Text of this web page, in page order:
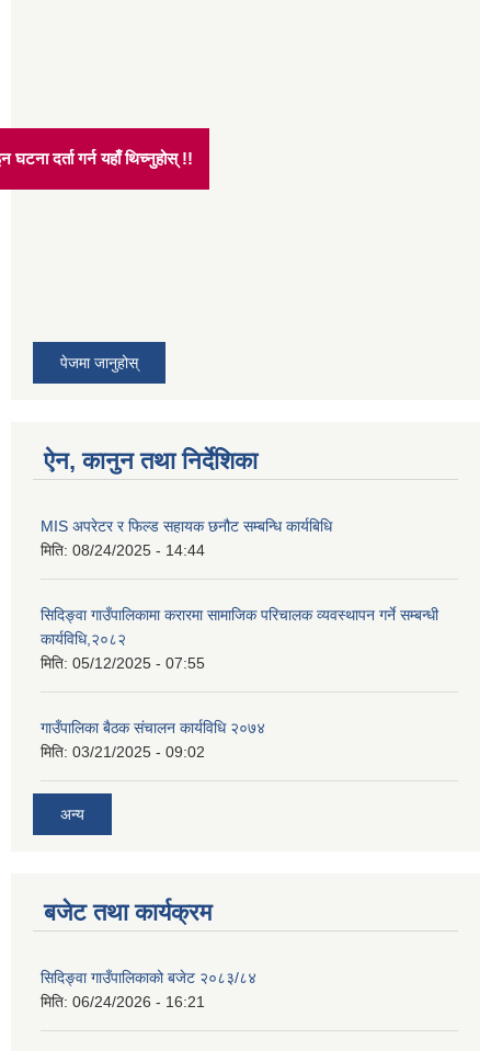
पेजमा जानुहोस्
ऐन, कानुन तथा निर्देशिका
MIS अपरेटर र फिल्ड सहायक छनौट सम्बन्धि कार्यबिधि
मिति: 08/24/2025 - 14:44
सिदिङ्वा गाउँपालिकामा करारमा सामाजिक परिचालक व्यवस्थापन गर्ने सम्बन्धी
कार्यविधि,२०८२
मिति: 05/12/2025 - 07:55
गाउँपालिका बैठक संचालन कार्यविधि २०७४
मिति: 03/21/2025 - 09:02
अन्य
बजेट तथा कार्यक्रम
सिदिङ्वा गाउँपालिकाको बजेट २०८३/८४
मिति: 06/24/2026 - 16:21
घटना दर्ता गर्न यहाँ थिच्नुहोस् !!